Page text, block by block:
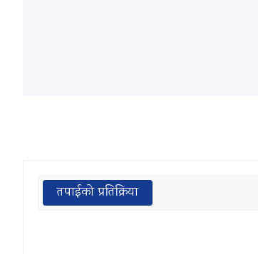
तपाईको प्रतिक्रिया